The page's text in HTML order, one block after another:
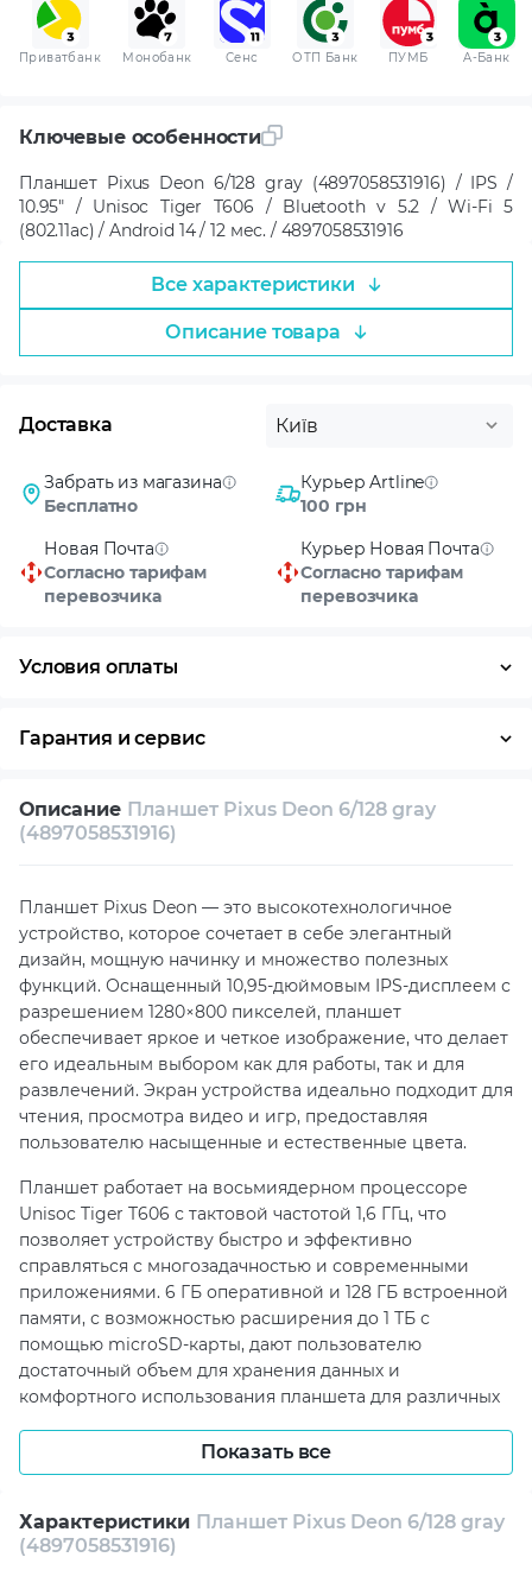
Приватбанк Монобанк Сенс ОТП Банк ПУМБ A-Банк
Ключевые особенности
Планшет Pixus Deon 6/128 gray (4897058531916) / IPS /
10.95" / Unisoc Tiger T606 / Bluetooth v 5.2 / Wi-Fi 5
(802.11ac) / Android 14 / 12 мес. / 4897058531916
Все характеристики
Описание товара
Доставка Київ
Забрать из магазина
Бесплатно
Курьер Artline
100 грн
Новая Почта
Согласно тарифам
перевозчика
Курьер Новая Почта
Согласно тарифам
перевозчика
Условия оплаты
Гарантия и сервис
Собственный сервисный центр
Описание Планшет Pixus Deon 6/128 gray
(4897058531916)
Планшет Pixus Deon — это высокотехнологичное
устройство, которое сочетает в себе элегантный
дизайн, мощную начинку и множество полезных
функций. Оснащенный 10,95-дюймовым IPS-дисплеем с
разрешением 1280×800 пикселей, планшет
обеспечивает яркое и четкое изображение, что делает
его идеальным выбором как для работы, так и для
развлечений. Экран устройства идеально подходит для
чтения, просмотра видео и игр, предоставляя
пользователю насыщенные и естественные цвета.
Планшет работает на восьмиядерном процессоре
Unisoc Tiger T606 с тактовой частотой 1,6 ГГц, что
позволяет устройству быстро и эффективно
справляться с многозадачностью и современными
приложениями. 6 ГБ оперативной и 128 ГБ встроенной
памяти, с возможностью расширения до 1 ТБ с
помощью microSD-карты, дают пользователю
достаточный объем для хранения данных и
комфортного использования планшета для различных
камеры на 13 МП и фронтальной камерой на 5 МП, что
позволяет делать качественные фотографии и
Поддержка сетей 3G и 4G (LTE), а также Wi-Fi (2,4 ГГц/5
Показать все
Характеристики Планшет Pixus Deon 6/128 gray
(4897058531916)